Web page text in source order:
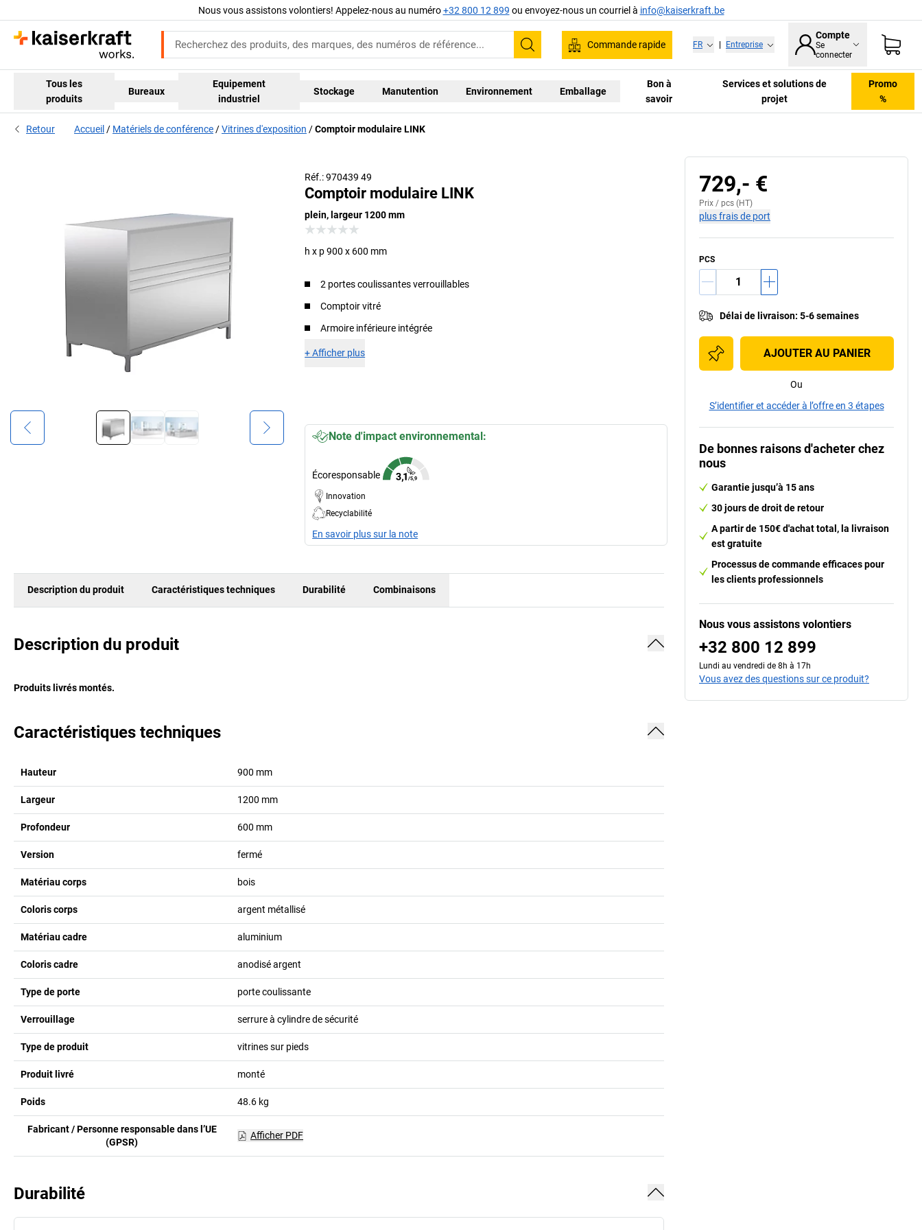
Nous vous assistons volontiers! Appelez-nous au numéro+32 800 12 899 ou envoyez-nous un courriel à info@kaiserkraft.be
Recherche
Commande rapide FR Entreprise
Compte
Se
connecter
Tous les
produits
Bureaux
Equipement
industriel
Stockage Manutention Environnement Emballage
Bon à
savoir
Services et solutions de
projet
Promo
%
Retour Accueil Matériels de conférence Vitrines d'exposition Comptoir modulaire LINK
Réf.: 970439 49
Comptoir modulaire LINK
plein, largeur 1200 mm
h x p 900 x 600 mm
2 portes coulissantes verrouillables
Comptoir vitré
Armoire inférieure intégrée
+Afficher plus
Note d'impact environnemental:
Écoresponsable
Innovation
Recyclabilité
En savoir plus sur la note
Exemple de combinaison
Description du produit Caractéristiques techniques Durabilité Combinaisons
Description du produit
Produits livrés montés.
Caractéristiques techniques
Hauteur 900 mm
Largeur 1200 mm
Profondeur 600 mm
Version fermé
Matériau corps bois
Coloris corps argent métallisé
Matériau cadre aluminium
Coloris cadre anodisé argent
Type de porte porte coulissante
Verrouillage serrure à cylindre de sécurité
Type de produit vitrines sur pieds
Produit livré monté
Poids 48.6 kg
Fabricant / Personne responsable dans l’UE
(GPSR)
Afficher PDF
Durabilité
729,- €
Prix / pcs (HT)
plus frais de port
PCS
Délai de livraison: 5-6 semaines
AJOUTER AU PANIER
Ou
S’identifier et accéder à l’offre en 3 étapes
De bonnes raisons d'acheter chez
nous
Garantie jusqu’à 15 ans
30 jours de droit de retour
A partir de 150€ d'achat total, la livraison
est gratuite
Processus de commande efficaces pour
les clients professionnels
Nous vous assistons volontiers
+32 800 12 899
Lundi au vendredi de 8h à 17h
Vous avez des questions sur ce produit?